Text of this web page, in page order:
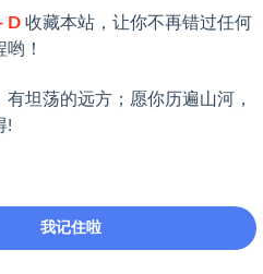
D 收藏本站，让你不再错过任何
！
有坦荡的远方；愿你历遍山河，
!
我记住啦